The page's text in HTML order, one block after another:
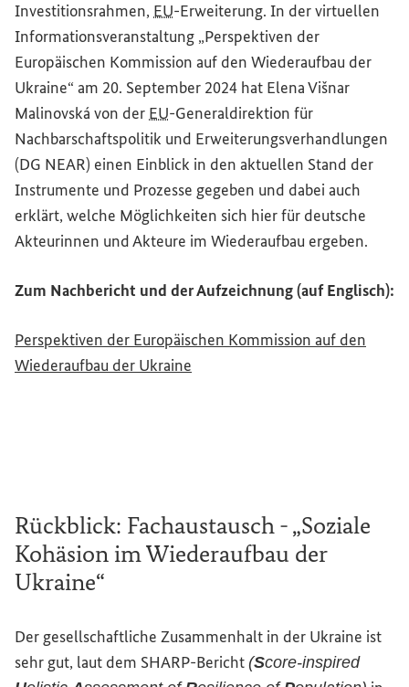
Investitionsrahmen, EU-Erweiterung. In der virtuellen
Informationsveranstaltung „Perspektiven der
Europäischen Kommission auf den Wiederaufbau der
Ukraine“ am 20. September 2024 hat Elena Višnar
Malinovská von der EU-Generaldirektion für
Nachbarschaftspolitik und Erweiterungsverhandlungen
(DG NEAR) einen Einblick in den aktuellen Stand der
Instrumente und Prozesse gegeben und dabei auch
erklärt, welche Möglichkeiten sich hier für deutsche
Akteurinnen und Akteure im Wiederaufbau ergeben.
Zum Nachbericht und der Aufzeichnung (auf Englisch):
Perspektiven der Europäischen Kommission auf den
Wiederaufbau der Ukraine
Rückblick: Fachaustausch - „Soziale
Kohäsion im Wiederaufbau der
Ukraine“
Der gesellschaftliche Zusammenhalt in der Ukraine ist
sehr gut, laut dem SHARP-Bericht (Score-inspired